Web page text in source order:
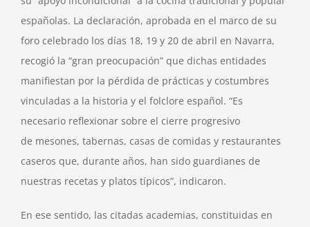
españolas. La declaración, aprobada en el marco de su
foro celebrado los días 18, 19 y 20 de abril en Navarra,
recogió la “gran preocupación” que dichas entidades
manifiestan por la pérdida de prácticas y costumbres
vinculadas a la historia y el folclore español. “Es
necesario reflexionar sobre el cierre progresivo
de mesones, tabernas, casas de comidas y restaurantes
caseros que, durante años, han sido guardianes de
nuestras recetas y platos típicos”, indicaron.
En ese sentido, las citadas academias, constituidas en